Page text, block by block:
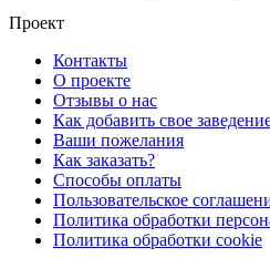
Проект
Контакты
О проекте
Отзывы о нас
Как добавить свое
Ваши пожелания
Как заказать?
Способы оплаты
Пользовательское
Политика обработки
Политика обработки cookie